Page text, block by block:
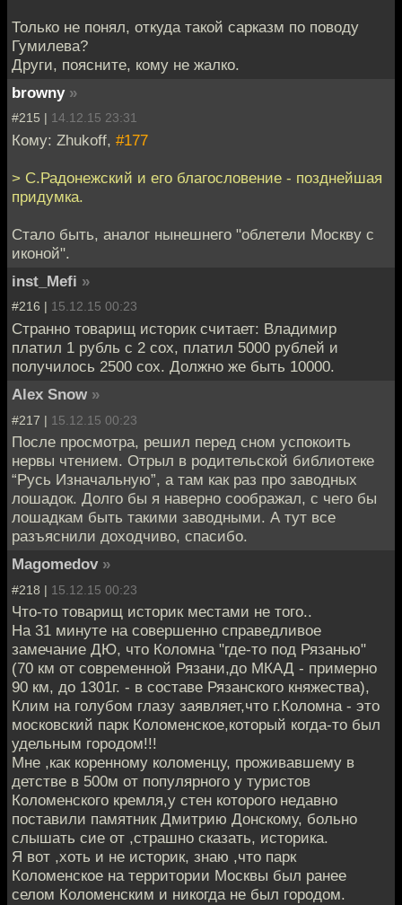
Только не понял, откуда такой сарказм по поводу
Гумилева?
Други, поясните, кому не жалко.
browny »
#215 | 14.12.15 23:31
Кому: Zhukoff, #177
> С.Радонежский и его благословение - позднейшая
придумка.
Стало быть, аналог нынешнего "облетели Москву с
иконой".
inst_Mefi »
#216 | 15.12.15 00:23
Странно товарищ историк считает: Владимир
платил 1 рубль с 2 сох, платил 5000 рублей и
получилось 2500 сох. Должно же быть 10000.
Alex Snow »
#217 | 15.12.15 00:23
После просмотра, решил перед сном успокоить
нервы чтением. Отрыл в родительской библиотеке
“Русь Изначальную”, а там как раз про заводных
лошадок. Долго бы я наверно соображал, с чего бы
лошадкам быть такими заводными. А тут все
разъяснили доходчиво, спасибо.
Magomedov »
#218 | 15.12.15 00:23
Что-то товарищ историк местами не того..
На 31 минуте на совершенно справедливое
замечание ДЮ, что Коломна "где-то под Рязанью"
(70 км от современной Рязани,до МКАД - примерно
90 км, до 1301г. - в составе Рязанского княжества),
Клим на голубом глазу заявляет,что г.Коломна - это
московский парк Коломенское,который когда-то был
удельным городом!!!
Мне ,как коренному коломенцу, проживавшему в
детстве в 500м от популярного у туристов
Коломенского кремля,у стен которого недавно
поставили памятник Дмитрию Донскому, больно
слышать сие от ,страшно сказать, историка.
Я вот ,хоть и не историк, знаю ,что парк
Коломенское на территории Москвы был ранее
селом Коломенским и никогда не был городом.